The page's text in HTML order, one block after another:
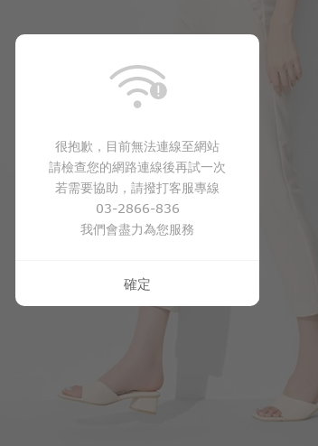
$490
很抱歉，目前無法連線至網站
請檢查您的網路連線後再試一次
若需要協助，請撥打客服專線
03-2866-836
我們會盡力為您服務
確定